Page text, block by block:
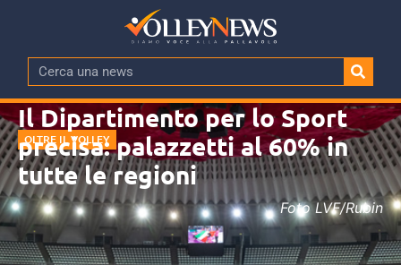
OLTRE IL VOLLEY
Il Dipartimento per lo Sport
precisa: palazzetti al 60% in
tutte le regioni
Foto LVF/Rubin